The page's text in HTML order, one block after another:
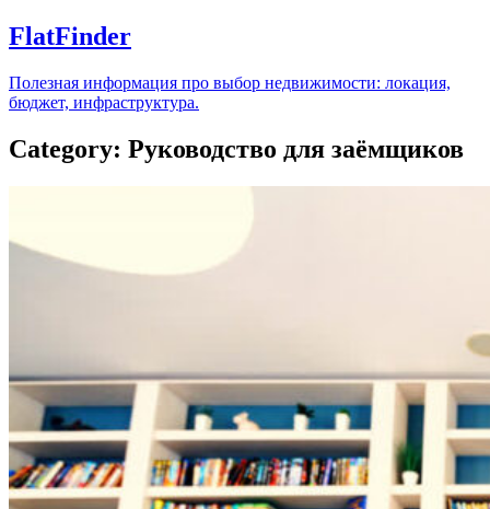
FlatFinder
Полезная информация про выбор недвижимости: локация,
бюджет, инфраструктура.
Category: Руководство для заёмщиков